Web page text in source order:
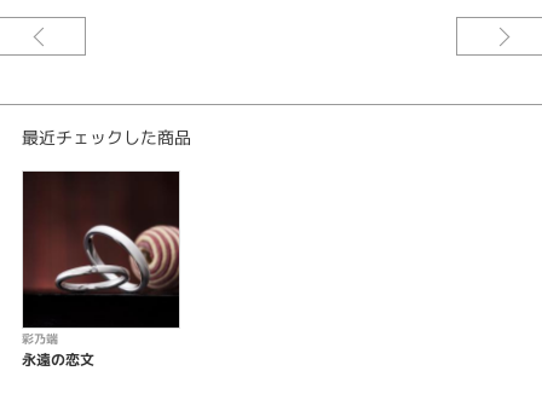
最近チェックした商品
彩乃端
永遠の恋文